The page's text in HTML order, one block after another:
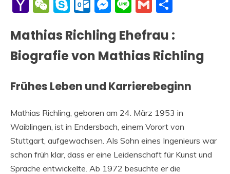
Yahoo
WeChat
SkypeOutlook.com
Messenger
LineGmail
Mathias Richling Ehefrau :
Biografie von Mathias Richling
Frühes Leben und Karrierebeginn
Mathias Richling, geboren am 24. März 1953 in
Waiblingen, ist in Endersbach, einem Vorort von
Stuttgart, aufgewachsen. Als Sohn eines Ingenieurs war
schon früh klar, dass er eine Leidenschaft für Kunst und
Sprache entwickelte. Ab 1972 besuchte er die